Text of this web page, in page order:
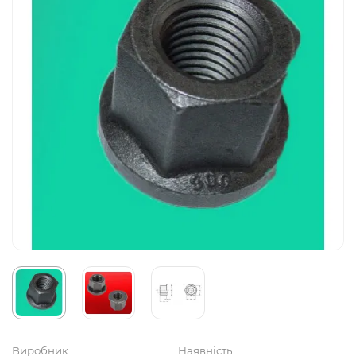
Виробник Наявність